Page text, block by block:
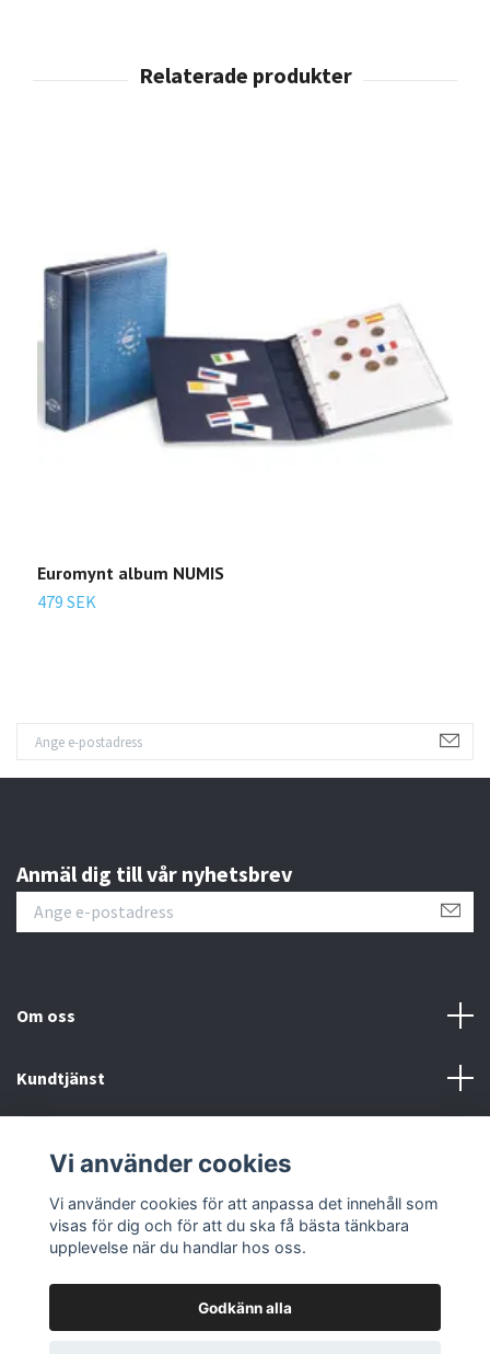
Euromynt album NUMIS
479 SEK
Anmäl dig till vår nyhetsbrev
Om oss
Kundtjänst
Sociala medier
Vi använder cookies
Vi använder cookies för att anpassa det innehåll som
visas för dig och för att du ska få bästa tänkbara
upplevelse när du handlar hos oss.
Godkänn alla